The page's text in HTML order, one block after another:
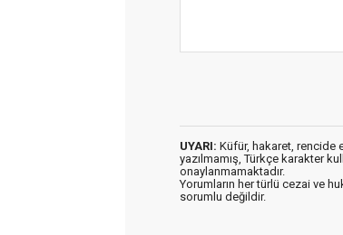
UYARI: Küfür, hakaret, rencide
yazılmamış, Türkçe karakter
onaylanmamaktadır.
Yorumların her türlü cezai ve
sorumlu değildir.